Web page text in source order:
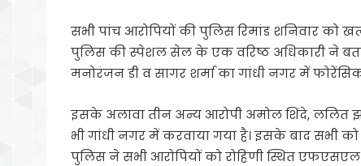
सभी पांच आरोपियों की पुलिस रिमांड शनिवार को
पुलिस की स्पेशल सेल के एक वरिष्ठ अधिकारी ने
मनोरंजन डी व सागर शर्मा का गांधी नगर में फोरेंसिक
इसके अलावा तीन अन्य आरोपी अमोल शिंदे, ललित
भी गांधी नगर में करवाया गया है। इसके बाद सभी
पुलिस ने सभी आरोपियों को रोहिणी स्थित